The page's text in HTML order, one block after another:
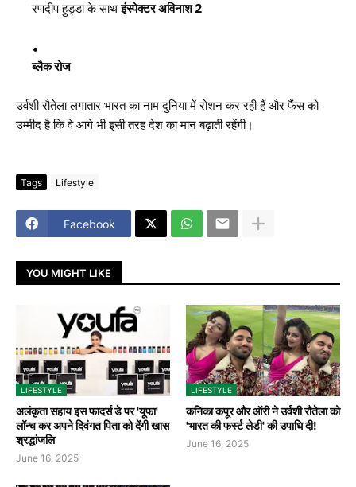
रणदीप हुड्डा के साथइंस्पेक्टर अविनाश 2
ब्लैक रोज
उर्वशी रौतेला लगातार भारत का नाम दुनिया में रोशन कर रही हैं और फैंस को
उम्मीद है कि वे आगे भी इसी तरह देश का मान बढ़ाती रहेंगी।
Tags Lifestyle
Facebook
YOU MIGHT LIKE
LIFESTYLE
अलंकृता सहाय इस फादर्स डे पर 'यूफा'
लॉन्च कर अपने दिवंगत पिता को देंगी खास
श्रद्धांजलि
June 16, 2025
LIFESTYLE
कनिका कपूर और ऑरी ने उर्वशी रौतेला को
'भारत की फर्स्ट लेडी' की उपाधि दी!
June 16, 2025